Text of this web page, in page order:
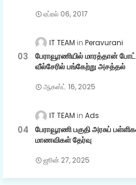
ஏப்ரல் 06, 2017
IT TEAM Peravurani
பேராவூரணியில் மாரத்தான்
வீல்சேரில் பங்கேற்று அசத்தல்
ஆகஸ்ட் 16, 2025
IT TEAM Ads
பேராவூரணி பகுதி அரசுப்
மாணவிகள் தேர்வு
ஜூன் 27, 2025